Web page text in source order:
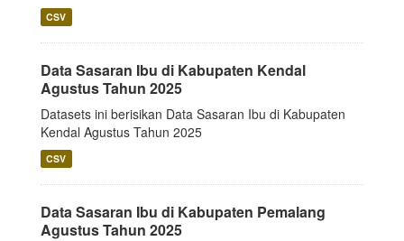
CSV
Data Sasaran Ibu di Kabupaten Kendal
Agustus Tahun 2025
Datasets ini berisikan Data Sasaran Ibu di Kabupaten
Kendal Agustus Tahun 2025
CSV
Data Sasaran Ibu di Kabupaten Pemalang
Agustus Tahun 2025